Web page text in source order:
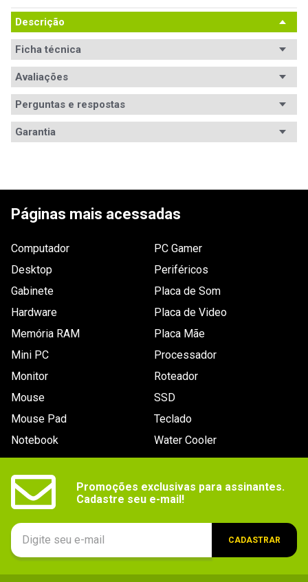
Descrição
Ficha técnica
Avaliações
Avaliações
ESCREVER AVALIAÇÃO
Perguntas e respostas
Garantia
Páginas mais acessadas
Computador
Desktop
Gabinete
Hardware
Memória RAM
Mini PC
Monitor
Mouse
Mouse Pad
Notebook
PC Gamer
Periféricos
Placa de Som
Placa de Video
Placa Mãe
Processador
Roteador
SSD
Teclado
Water Cooler
Promoções exclusivas para assinantes.
Cadastre seu e-mail!
CADASTRAR